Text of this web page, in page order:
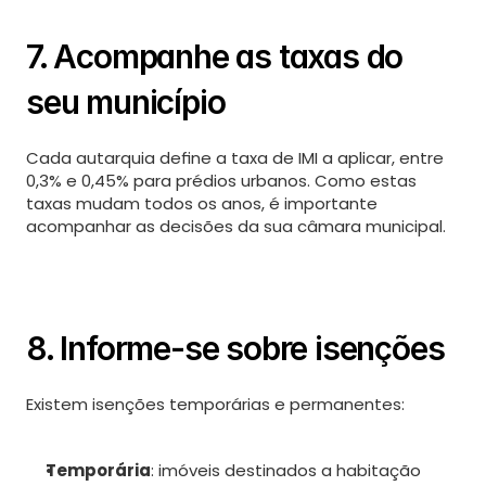
7. Acompanhe as taxas do
seu município
Cada autarquia define a taxa de IMI a aplicar, entre
0,3% e 0,45% para prédios urbanos. Como estas
taxas mudam todos os anos, é importante
acompanhar as decisões da sua câmara municipal.
8. Informe-se sobre isenções
Existem isenções temporárias e permanentes:
Temporária: imóveis destinados a habitação